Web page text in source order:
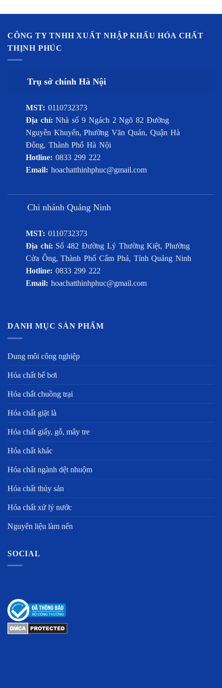
CÔNG TY TNHH XUẤT NHẬP KHẨU HÓA CHẤT
THỊNH PHÚC
Trụ sở chính Hà Nội
MST: 0110732373
Địa chỉ:Nhà số 9 Ngách 2 Ngõ 82 Đường
Nguyễn Khuyến, Phường Văn Quán, Quận Hà
Đông, Thành Phố Hà Nội
Hotline: 0833 299 222
Email: hoachatthinhphuc@gmail.com
Chi nhánh Quảng Ninh
MST: 0110732373
Địa chỉ: Số 482 Đường Lý Thường Kiệt, Phường
Cửa Ông, Thành Phố Cẩm Phả, Tỉnh Quảng Ninh
Hotline: 0833 299 222
Email: hoachatthinhphuc@gmail.com
DANH MỤC SẢN PHẨM
Dung môi công nghiệp
Hóa chất bể bơi
Hóa chất chuồng trại
Hóa chất giặt là
Hóa chất giấy, gỗ, mây tre
Hóa chất khác
Hóa chất ngành dệt nhuộm
Hóa chất thủy sản
Hóa chất xử lý nước
Nguyên liệu làm nến
SOCIAL